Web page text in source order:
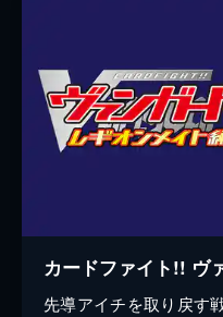
先導アイチを取り戻す